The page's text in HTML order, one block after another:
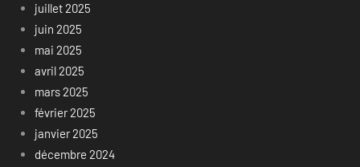
juillet 2025
juin 2025
mai 2025
avril 2025
mars 2025
février 2025
janvier 2025
décembre 2024